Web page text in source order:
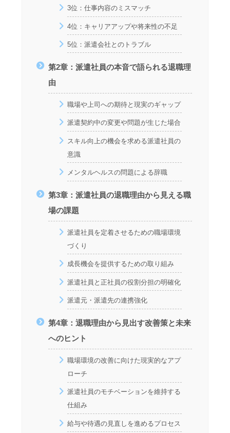
3位：仕事内容のミスマッチ
4位：キャリアアップや将来性の不足
5位：派遣会社とのトラブル
第2章：派遣社員の本音で語られる退職理
由
職場や上司への期待と現実のギャップ
派遣契約中の変更や問題が生じた場合
スキル向上の機会を求める派遣社員の
意識
メンタルヘルスの問題による辞職
第3章：派遣社員の退職理由から見える職
場の課題
派遣社員を定着させるための職場環境
づくり
成長機会を提供するための取り組み
派遣社員と正社員の役割分担の明確化
派遣元・派遣先の連携強化
第4章：退職理由から見出す改善策と未来
へのヒント
職場環境の改善に向けた現実的なアプ
ローチ
派遣社員のモチベーションを維持する
仕組み
給与や待遇の見直しを進めるプロセス